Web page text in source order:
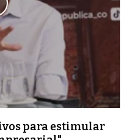
para estimular